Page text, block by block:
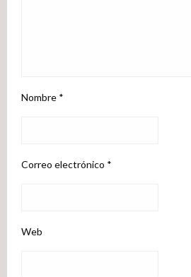
Nombre *
Correo electrónico *
Web